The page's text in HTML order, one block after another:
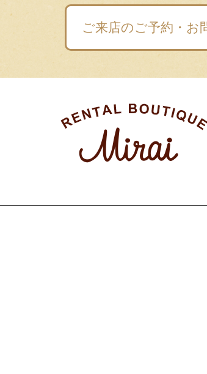
ご来店のご予約・お